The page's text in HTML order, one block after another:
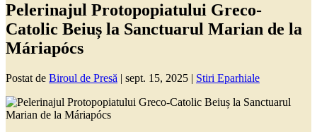
Pelerinajul Protopopiatului Greco-
Catolic Beiuș la Sanctuarul Marian de la
Máriapócs
Postat de Biroul de Presă | sept. 15, 2025 | Stiri Eparhiale